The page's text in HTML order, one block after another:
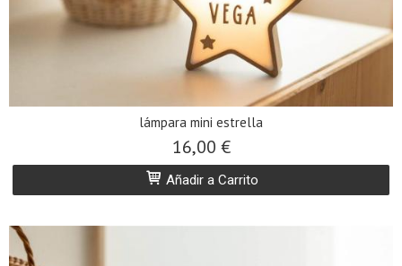
lámpara mini estrella
16,00 €
Añadir a Carrito